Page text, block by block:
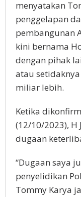
menyatakan
penggelapan
pembangunan
kini bernama
dengan pihak
atau
miliar lebih.
Ketika
(12/10/2023),
dugaan
“Dugaan saya
penyelidikan
Tommy Karya